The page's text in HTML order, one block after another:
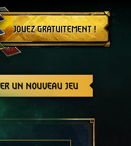
JOUEZ GRATUITEMENT !
un nouveau jeu